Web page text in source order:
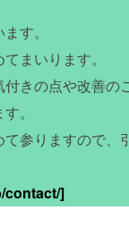
す。
まいります。
きの点や改善
。
参りますので、
contact/]